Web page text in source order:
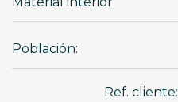
Población:
Ref. cliente: